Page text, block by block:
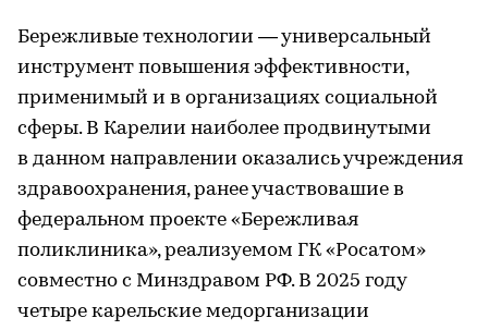
Бережливые технологии — универсальный
инструмент повышения эффективности,
применимый и в организациях социальной
сферы. В Карелии наиболее продвинутыми
в данном направлении оказались учреждения
здравоохранения, ранее участвовашие в
федеральном проекте «Бережливая
поликлиника», реализуемом ГК «Росатом»
совместно с Минздравом РФ. В 2025 году
четыре карельские медорганизации